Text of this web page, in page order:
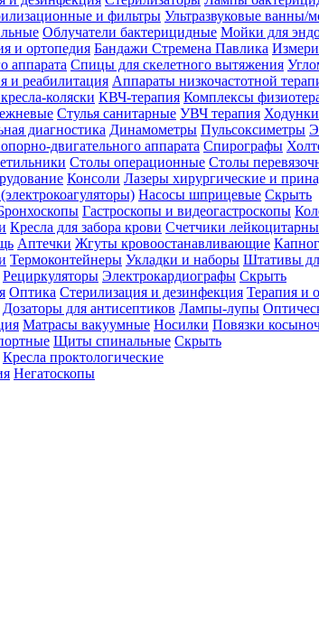
и фильтры Ультразвуковые ванны/
Облучатели бактерицидные Мойки для
и ортопедия Бандажи Стремена Павлика
аппарата Спицы для скелетного вытяжения
и реабилитация Аппараты низкочастотной
коляски КВЧ-терапия Комплексы
Стулья санитарные УВЧ терапия
диагностика Динамометры Пульсоксиметры
двигательного аппарата Спирографы
Столы операционные Столы
Консоли Лазеры хирургические и
Насосы шприцевые Скрыть
Гастроскопы и видеогастроскопы
Кресла для забора крови Счетчики
Аптечки Жгуты кровоостанавливающие
Термоконтейнеры Укладки и наборы Штативы
Рециркуляторы Электрокардиографы Скрыть
Оптика Стерилизация и дезинфекция Терапия и
Дозаторы для антисептиков Лампы-лупы
Матрасы вакуумные Носилки Повязки
Щиты спинальные Скрыть
Кресла проктологические
Негатоскопы